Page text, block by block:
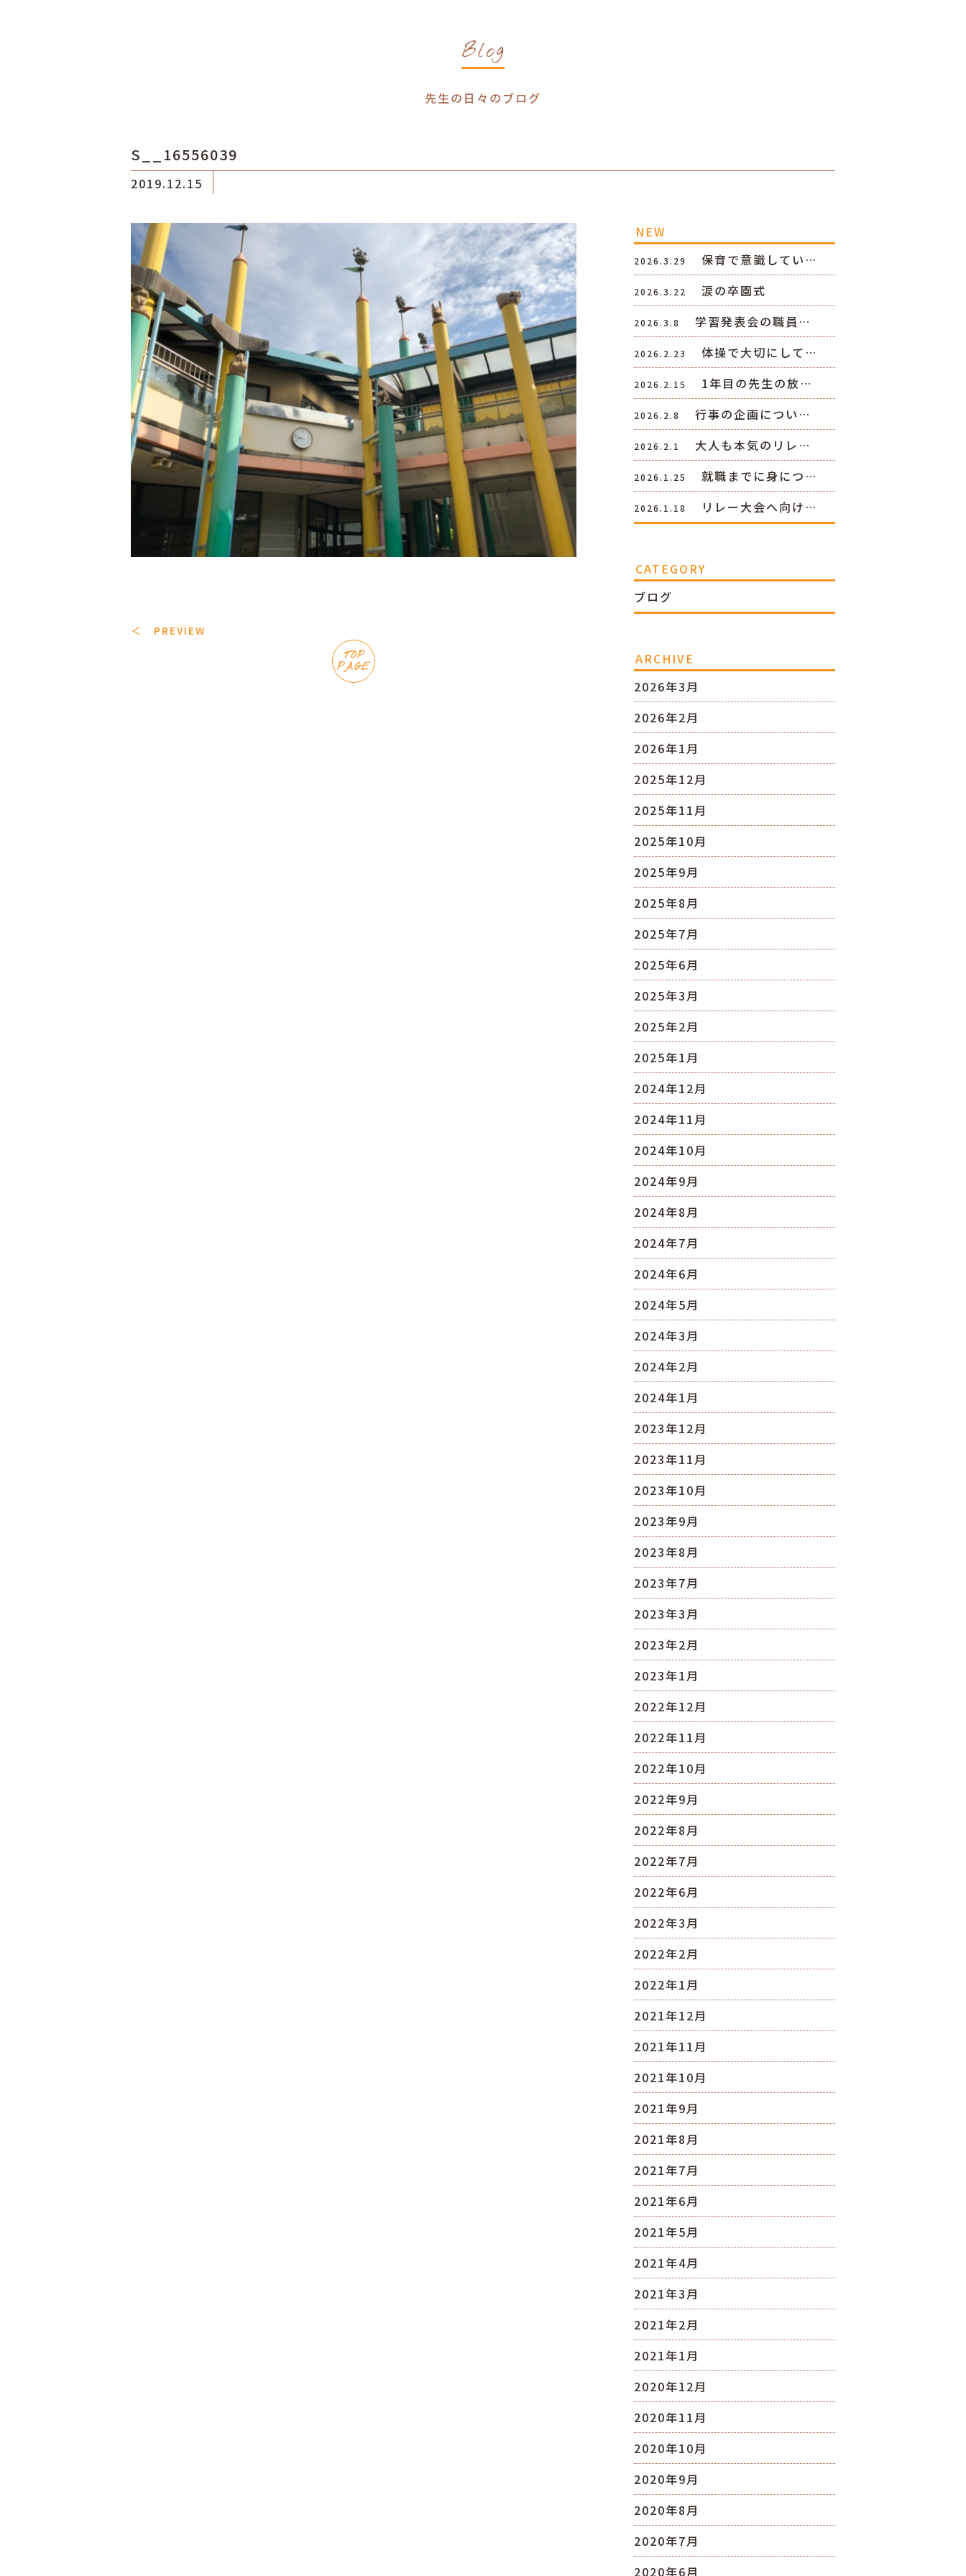
Blog
先生の日々のブログ
S__16556039
2019.12.15
＜ PREVIEW
TOP
PAGE
NEW
2026.3.29 保育で意識してい…
2026.3.22 涙の卒園式
2026.3.8 学習発表会の職員…
2026.2.23 体操で大切にして…
2026.2.15 1年目の先生の放…
2026.2.8 行事の企画につい…
2026.2.1 大人も本気のリレ…
2026.1.25 就職までに身につ…
2026.1.18 リレー大会へ向け…
CATEGORY
ブログ
ARCHIVE
2026年3月
2026年2月
2026年1月
2025年12月
2025年11月
2025年10月
2025年9月
2025年8月
2025年7月
2025年6月
2025年3月
2025年2月
2025年1月
2024年12月
2024年11月
2024年10月
2024年9月
2024年8月
2024年7月
2024年6月
2024年5月
2024年3月
2024年2月
2024年1月
2023年12月
2023年11月
2023年10月
2023年9月
2023年8月
2023年7月
2023年3月
2023年2月
2023年1月
2022年12月
2022年11月
2022年10月
2022年9月
2022年8月
2022年7月
2022年6月
2022年3月
2022年2月
2022年1月
2021年12月
2021年11月
2021年10月
2021年9月
2021年8月
2021年7月
2021年6月
2021年5月
2021年4月
2021年3月
2021年2月
2021年1月
2020年12月
2020年11月
2020年10月
2020年9月
2020年8月
2020年7月
2020年6月